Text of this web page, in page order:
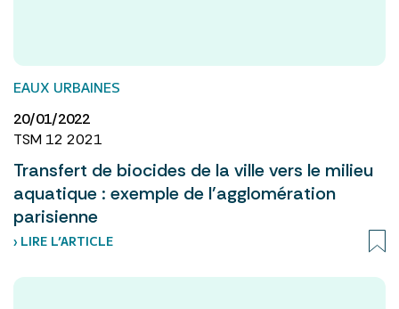
EAUX URBAINES
20/01/2022
TSM 12 2021
Transfert de biocides de la ville vers le milieu
aquatique : exemple de l’agglomération
parisienne
› LIRE L’ARTICLE